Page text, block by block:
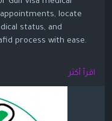
locate
status, and
process with ease.
اقرأ أكثر